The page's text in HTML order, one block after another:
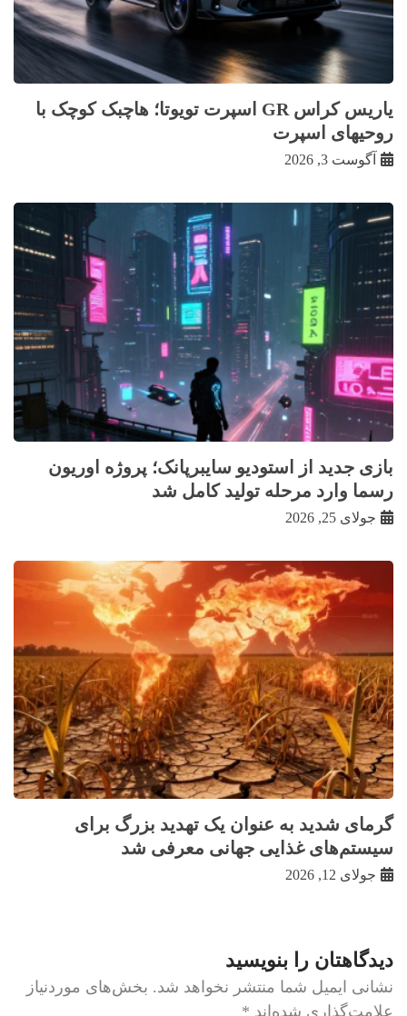
یاریس کراس GR اسپرت تویوتا؛ هاچبک کوچک با
روحیهای اسپرت
آگوست 3, 2026
بازی جدید از استودیو سایبرپانک؛ پروژه اوریون
رسما وارد مرحله تولید کامل شد
جولای 25, 2026
گرمای شدید به عنوان یک تهدید بزرگ برای
سیستم‌های غذایی جهانی معرفی شد
جولای 12, 2026
دیدگاهتان را بنویسید
نشانی ایمیل شما منتشر نخواهد شد. بخش‌های موردنیاز
علامت‌گذاری شده‌اند *